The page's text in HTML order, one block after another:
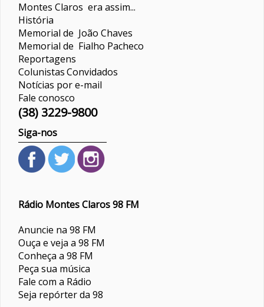
Montes Claros era assim...
História
Memorial de João Chaves
Memorial de Fialho Pacheco
Reportagens
ColunistasConvidados
Notícias por e-mail
Fale conosco
(38) 3229-9800
Siga-nos
Rádio Montes Claros 98 FM
Anuncie na 98 FM
Ouça e veja a 98 FM
Conheça a 98 FM
Peça sua música
Fale com a Rádio
Seja repórter da 98